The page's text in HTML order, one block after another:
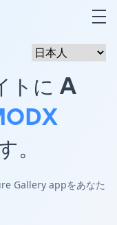
トに A
Gallery appをあなた